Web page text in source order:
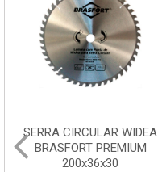
SERRA CIRCULAR WIDEA
BRASFORT PREMIUM
200x36x30